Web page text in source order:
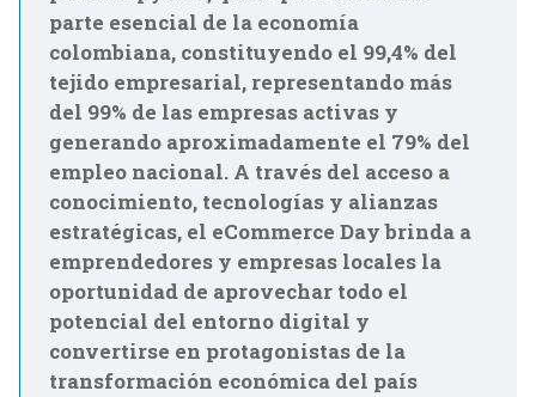
parte esencial de la economía
colombiana, constituyendo el 99,4% del
tejido empresarial, representando más
del 99% de las empresas activas y
generando aproximadamente el 79% del
empleo nacional. A través del acceso a
conocimiento, tecnologías y alianzas
estratégicas, el eCommerce Day brinda a
emprendedores y empresas locales la
oportunidad de aprovechar todo el
potencial del entorno digital y
convertirse en protagonistas de la
transformación económica del país